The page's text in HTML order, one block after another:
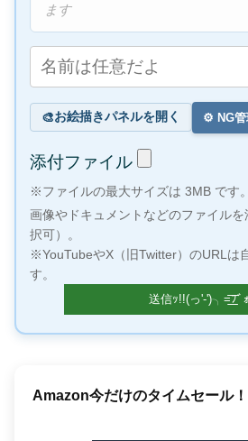
ます
🎨お絵描きパネルを開く ⚙️ NG管
添付ファイル
※ファイルの最大サイズは 3MB です。
画像やドキュメントなどのファイル
択可）。
※YouTubeやX（旧Twitter）のURLは
す。
Amazon今だけのタイムセール！